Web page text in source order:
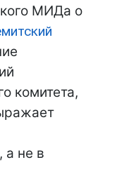
МИДа о
комитета,
а не в